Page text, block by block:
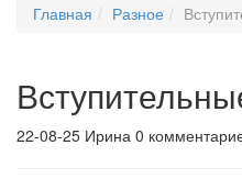
Главная Разное
22-08-25 Ирина 0